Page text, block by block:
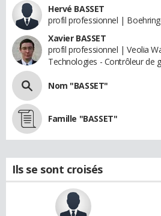
Hervé BASSET
profil professionnel |
Xavier BASSET
profil professionnel | Veolia
Technologies - Contrôleur de
Nom "BASSET"
Famille "BASSET"
Ils se sont croisés